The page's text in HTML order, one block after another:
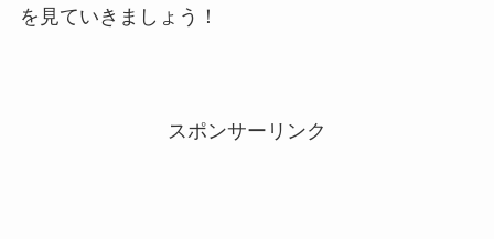
を見ていきましょう！
スポンサーリンク